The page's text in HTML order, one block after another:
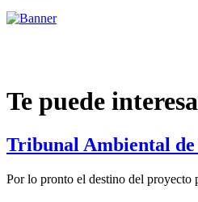
Te puede
Tribunal Ambiental
Por lo pronto el destino del proyecto